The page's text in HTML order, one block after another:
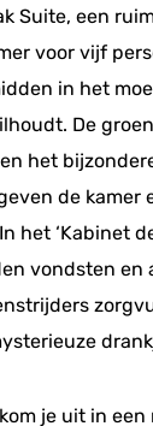
Suite, een
voor vijf
in het
De
het
de kamer
het ‘Kabinet
vondsten en
je uit in een